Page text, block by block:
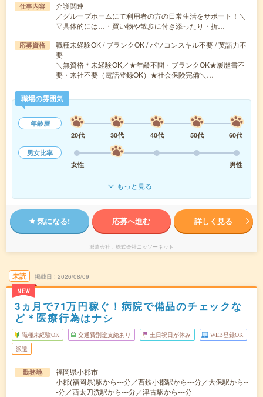
仕事内容
介護関連
／グループホームにて利用者の方の日常生活をサポート！＼
▽具体的には…・買い物や散歩に付き添ったり・折…
応募資格
職種未経験OK / ブランクOK / パソコンスキル不要 / 英語力不
要
＼無資格＊未経験OK／★年齢不問・ブランクOK★履歴書不
要・来社不要（電話登録OK）★社会保険完備＼…
職場の雰囲気
年齢層
20代
30代 40代 50代
60代
男女比率
女性
男性
もっと見る
気になる! 応募へ進む 詳しく見る
派遣会社 株式会社ニッソーネット
未読
NEW
掲載日 2026/08/09
3ヵ月で71万円稼ぐ！病院で備品のチェックな
ど＊医療行為はナシ
職種未経験OK 交通費別途支給あり 土日祝日が休み WEB登録OK
派遣
勤務地
福岡県小郡市
小郡(福岡県)駅から---分／西鉄小郡駅から---分／大保駅から--
-分／西太刀洗駅から---分／津古駅から---分